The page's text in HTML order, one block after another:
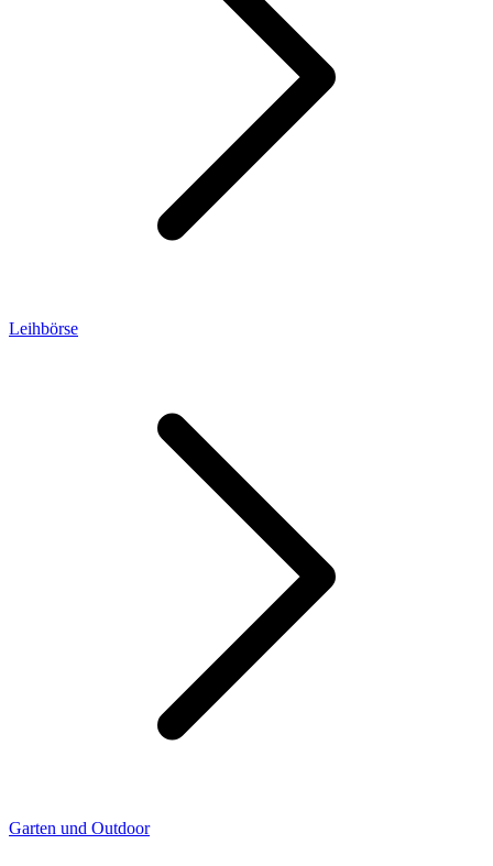
Leihbörse
Garten und Outdoor